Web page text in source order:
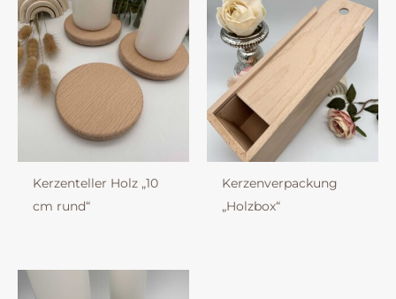
Kerzenteller Holz „10
cm rund“
Kerzenverpackung
„Holzbox“